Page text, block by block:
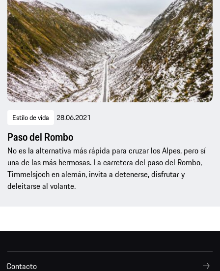
Estilo de vida 28.06.2021
Paso del Rombo
No es la alternativa más rápida para cruzar los Alpes, pero sí
una de las más hermosas. La carretera del paso del Rombo,
Timmelsjoch en alemán, invita a detenerse, disfrutar y
deleitarse al volante.
Contacto